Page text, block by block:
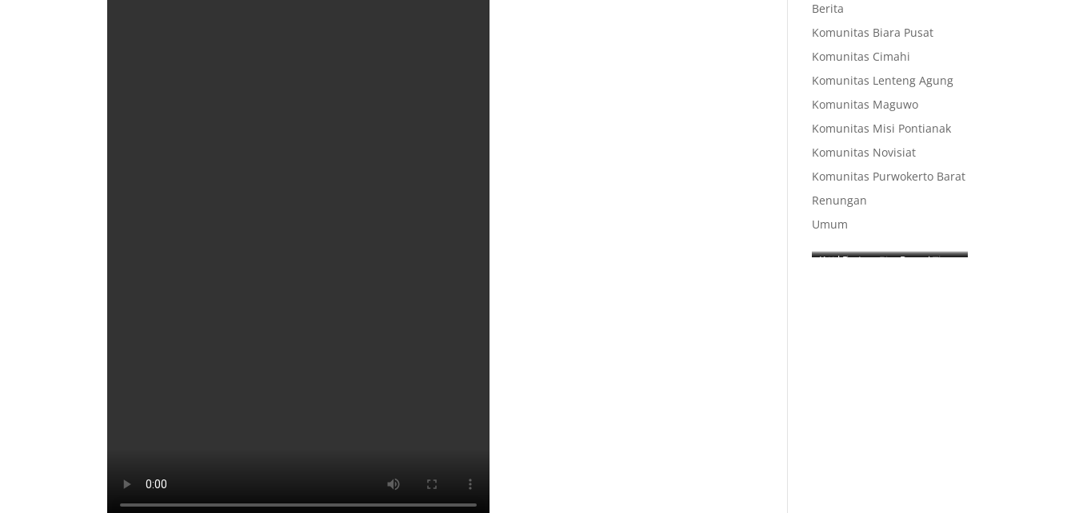
Berita
Komunitas Biara Pusat
Komunitas Cimahi
Komunitas Lenteng Agung
Komunitas Maguwo
Komunitas Misi Pontianak
Komunitas Novisiat
Komunitas Purwokerto Barat
Renungan
Umum
Kaul
Bina
The
Kaul Pertama
Penerimaan